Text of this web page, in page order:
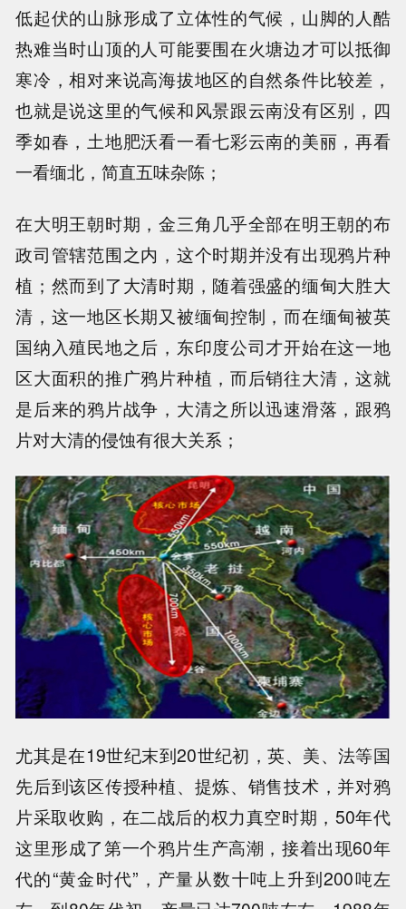
低起伏的山脉形成了立体性的气候，山脚的人酷
热难当时山顶的人可能要围在火塘边才可以抵御
寒冷，相对来说高海拔地区的自然条件比较差，
也就是说这里的气候和风景跟云南没有区别，四
季如春，土地肥沃看一看七彩云南的美丽，再看
一看缅北，简直五味杂陈；
在大明王朝时期，金三角几乎全部在明王朝的布
政司管辖范围之内，这个时期并没有出现鸦片种
植；然而到了大清时期，随着强盛的缅甸大胜大
清，这一地区长期又被缅甸控制，而在缅甸被英
国纳入殖民地之后，东印度公司才开始在这一地
区大面积的推广鸦片种植，而后销往大清，这就
是后来的鸦片战争，大清之所以迅速滑落，跟鸦
片对大清的侵蚀有很大关系；
尤其是在19世纪末到20世纪初，英、美、法等国
先后到该区传授种植、提炼、销售技术，并对鸦
片采取收购，在二战后的权力真空时期，50年代
这里形成了第一个鸦片生产高潮，接着出现60年
代的“黄金时代”，产量从数十吨上升到200吨左